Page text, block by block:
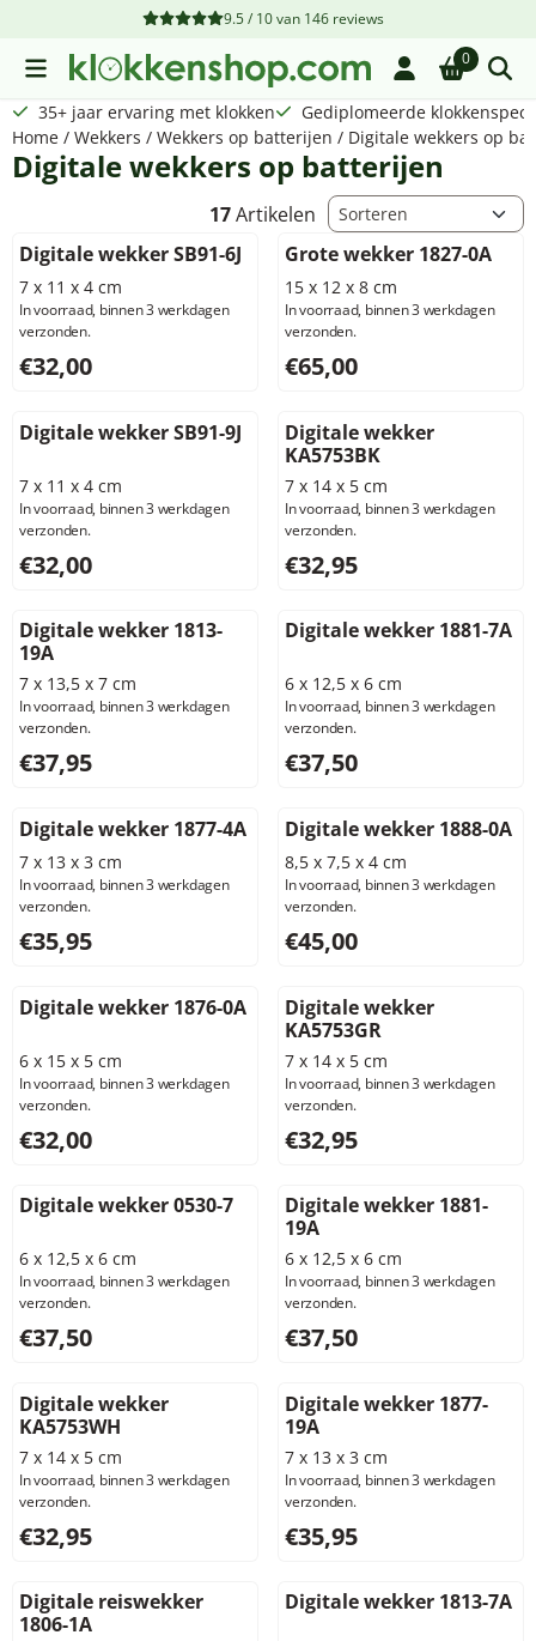
Cookievoorkeuren zijn beschikbaar. Kies instellingen of sta
9.5 / 10van 146reviews
0
35+ jaar ervaring met klokken
Gediplomeerde
Home / Wekkers / Wekkers op batterijen / Digitale wekkers op
Digitale wekkers op batterijen
17Artikelen Sorteermethode
Digitale wekker SB91-6J
7 x 11 x 4 cm
In voorraad, binnen 3 werkdagen
verzonden.
Prijs: 32,00, exclusief btw: 26,45
€32,00
Grote wekker 1827-0A
15 x 12 x 8 cm
In voorraad, binnen 3 werkdagen
verzonden.
Prijs: 65,00, exclusief btw:
€65,00
Digitale wekker SB91-9J
7 x 11 x 4 cm
In voorraad, binnen 3 werkdagen
verzonden.
Prijs: 32,00, exclusief btw: 26,45
€32,00
Digitale wekker
KA5753BK
7 x 14 x 5 cm
In voorraad, binnen 3 werkdagen
verzonden.
Prijs: 32,95, exclusief btw:
€32,95
Digitale wekker 1813-
19A
7 x 13,5 x 7 cm
In voorraad, binnen 3 werkdagen
verzonden.
Prijs: 37,95, exclusief btw: 31,36
€37,95
Digitale wekker 1881-7A
6 x 12,5 x 6 cm
In voorraad, binnen 3 werkdagen
verzonden.
Prijs: 37,50, exclusief btw:
€37,50
Digitale wekker 1877-4A
7 x 13 x 3 cm
In voorraad, binnen 3 werkdagen
verzonden.
Prijs: 35,95, exclusief btw: 29,71
€35,95
Digitale wekker 1888-0A
8,5 x 7,5 x 4 cm
In voorraad, binnen 3 werkdagen
verzonden.
Prijs: 45,00, exclusief btw:
€45,00
Digitale wekker 1876-0A
6 x 15 x 5 cm
In voorraad, binnen 3 werkdagen
verzonden.
Prijs: 32,00, exclusief btw: 26,45
€32,00
Digitale wekker
KA5753GR
7 x 14 x 5 cm
In voorraad, binnen 3 werkdagen
verzonden.
Prijs: 32,95, exclusief btw:
€32,95
Digitale wekker 0530-7
6 x 12,5 x 6 cm
In voorraad, binnen 3 werkdagen
verzonden.
Prijs: 37,50, exclusief btw: 30,99
€37,50
Digitale wekker 1881-
19A
6 x 12,5 x 6 cm
In voorraad, binnen 3 werkdagen
verzonden.
Prijs: 37,50, exclusief btw:
€37,50
Digitale wekker
KA5753WH
7 x 14 x 5 cm
In voorraad, binnen 3 werkdagen
verzonden.
Prijs: 32,95, exclusief btw: 27,23
€32,95
Digitale wekker 1877-
19A
7 x 13 x 3 cm
In voorraad, binnen 3 werkdagen
verzonden.
Prijs: 35,95, exclusief btw:
€35,95
Digitale reiswekker
1806-1A
Digitale wekker 1813-7A